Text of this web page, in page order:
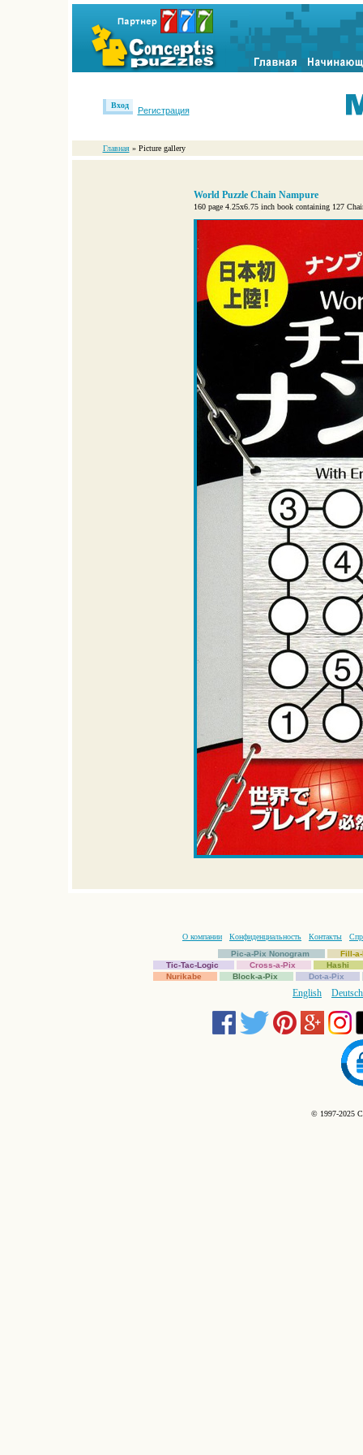
Вход
Регистрация
Главная » Picture gallery
World Puzzle Chain Nampure
160 page 4.25x6.75 inch book containing 127
О компании Конфиденциальность Контакты
Pic-a-Pix Nonogram
Fill-
Tic-Tac-Logic
Cross-a-Pix
Hashi
Nurikabe
Block-a-Pix Dot-a-Pix
English Deutsch
© 1997-2025